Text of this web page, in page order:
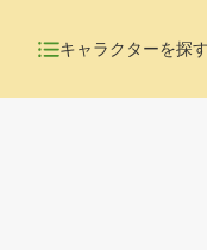
キャラクターを探す